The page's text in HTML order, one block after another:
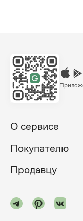
О сервисе
Покупателю
Продавцу